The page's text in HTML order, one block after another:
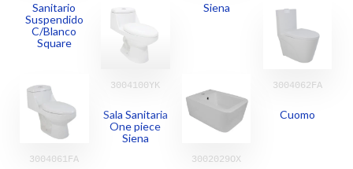
Sanitario
Suspendido
C/Blanco
Square
3004100YK
Sala Sanitaria
One piece
Siena
Siena
3004062FA
Cuomo
3004061FA 3002029OX